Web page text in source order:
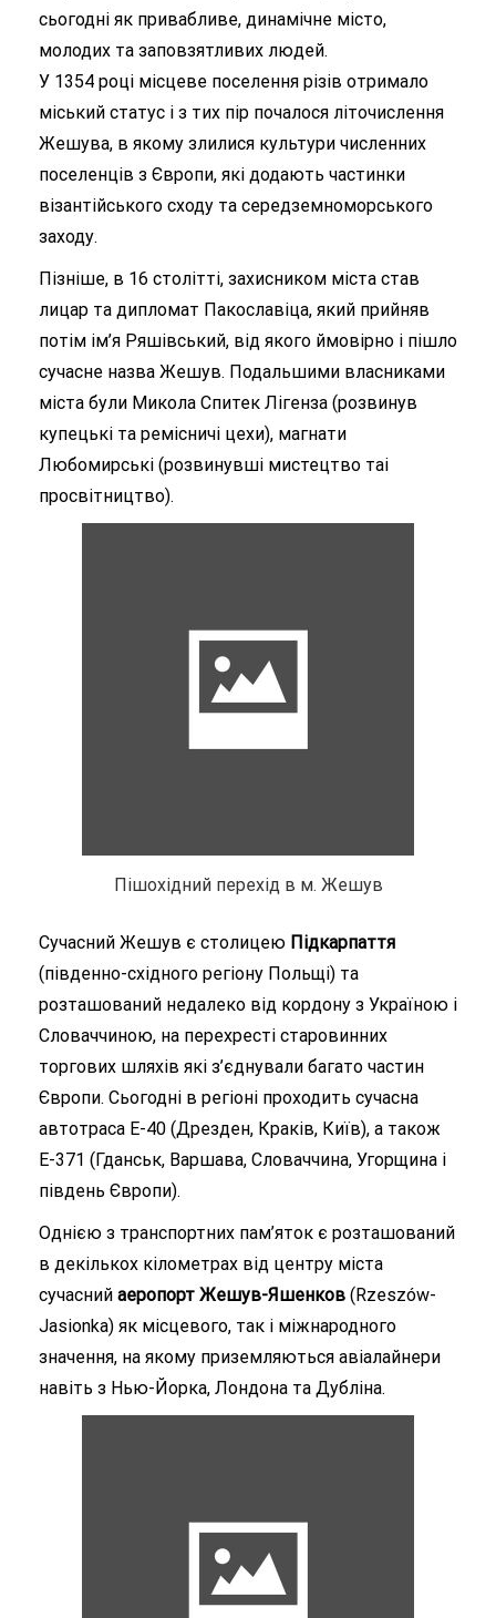
сьогодні як привабливе, динамічне місто,
молодих та заповзятливих людей.
У 1354 році місцеве поселення різів отримало
міський статус і з тих пір почалося літочислення
Жешува, в якому злилися культури численних
поселенців з Європи, які додають частинки
візантійського сходу та середземноморського
заходу.
Пізніше, в 16 столітті, захисником міста став
лицар та дипломат Пакославіца, який прийняв
потім ім’я Ряшівський, від якого ймовірно і пішло
сучасне назва Жешув. Подальшими власниками
міста були Микола Спитек Лігенза (розвинув
купецькі та ремісничі цехи), магнати
Любомирські (розвинувші мистецтво таі
просвітництво).
Пішохідний перехід в м. Жешув
Сучасний Жешув є столицею Підкарпаття
(південно-східного регіону Польщі) та
розташований недалеко від кордону з Україною і
Словаччиною, на перехресті старовинних
торгових шляхів які з’єднували багато частин
Європи. Сьогодні в регіоні проходить сучасна
автотраса Е-40 (Дрезден, Краків, Київ), а також
Е-371 (Гданськ, Варшава, Словаччина, Угорщина і
південь Європи).
Однією з транспортних пам’яток є розташований
в декількох кілометрах від центру міста
сучасний аеропорт Жешув-Яшенков (Rzeszów-
Jasionka) як місцевого, так і міжнародного
значення, на якому приземляються авіалайнери
навіть з Нью-Йорка, Лондона та Дубліна.